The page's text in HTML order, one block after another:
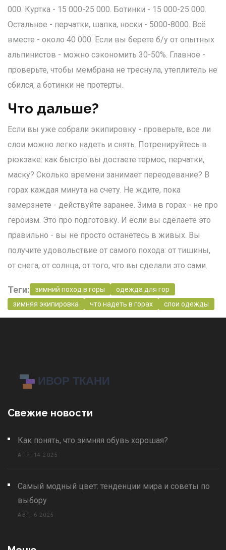
000. Куртка - 15 000-25 000. Ботинки - 15 000-25 000.
Остальное - перчатки, шапка, носки - 5000-8000. Всё
вместе - около 40 000. Если вы берете б/у от опытных
альпинистов - можно сэкономить 30-50%. Главное -
проверьте, чтобы мембрана не треснула, утеплитель не
сбился, а ботинки не протерты.
Что дальше?
Если вы уже собрали экипировку - проверьте, все ли
слои можно легко надеть и снять. Потренируйтесь в
рюкзаке: как быстро вы достаете термос, перчатки,
маску? Сколько времени занимает переодевание? В
горах каждая минута на счету. Не ждите, пока
замерзнете - действуйте заранее. Зима в горах - не про
героизм. Это про подготовку. И если вы сделаете это
правильно - вы не просто останетесь в живых. Вы
получите удовольствие от самого похода: от тишины,
от снега, от солнца, от того, что вы сделали это сами.
Теги: зимний поход в горы
одежда для гор
зимняя экипировка
что надеть в горах слои одежды
Свежие новости
Как понять, что зимняя обувь хорошая?
АПР, 14 2025
Самый модный цвет: тенденции мира и советы по
выбору
АВГ, 6 2025